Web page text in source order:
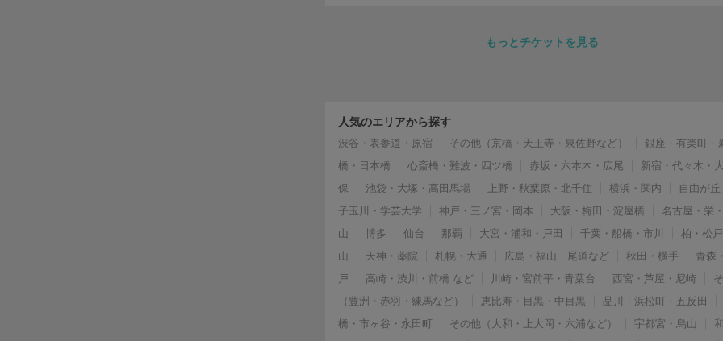
もっとチケットを見る
人気のエリアから探す
渋谷・表参道・原宿 その他（京橋・天王寺・泉佐野など）
銀座・有楽町・
橋・日本橋
心斎橋・難波・四ツ橋 赤坂・六本木・広尾
新宿・代々木・
保
池袋・大塚・高田馬場 上野・秋葉原・北千住 横浜・関内
自由が
子玉川・学芸大学
神戸・三ノ宮・岡本 大阪・梅田・淀屋橋
名古屋・栄
山
博多 仙台 那覇 大宮・浦和・戸田 千葉・船橋・市川
柏・松
山
天神・薬院 札幌・大通 広島・福山・尾道など 秋田・横手
青森
戸
高崎・渋川・前橋 など 川崎・宮前平・青葉台 西宮・芦屋・尼崎
（豊洲・赤羽・練馬など）
恵比寿・目黒・中目黒
品川・浜松町・五反田
橋・市ヶ谷・永田町
その他（大和・上大岡・六浦など） 宇都宮・烏山